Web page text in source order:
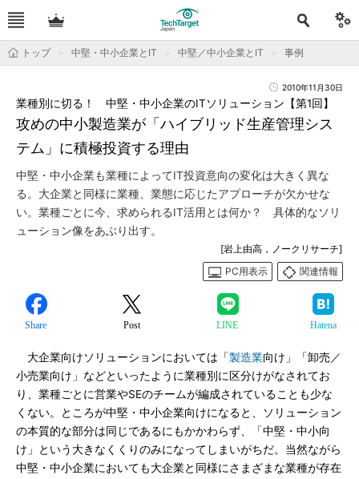
トップ 中堅・中小企業とIT 中堅／中小企業とIT 事例
2010年11月30日
攻めの中小製造業が「ハイブリッド生産管理シス
テム」に積極投資する理由
業種別に切る！ 中堅・中小企業のITソリューション【第1回】
中堅・中小企業も業種によってIT投資意向の変化は大きく異な
る。大企業と同様に業種、業態に応じたアプローチが欠かせな
い。業種ごとに今、求められるIT活用とは何か？ 具体的なソリ
ューション像をあぶり出す。
[岩上由高，ノークリサーチ]
PC用表示
関連情報
Share Post LINE Hatena
大企業向けソリューションにおいては「製造業向け」「卸売／
小売業向け」などといったように業種別に区分けがなされてお
り、業種ごとに営業やSEのチームが編成されていることも少な
くない。ところが中堅・中小企業向けになると、ソリューション
の本質的な部分は同じであるにもかかわらず、「中堅・中小向
け」という大きなくくりのみになってしまいがちだ。当然ながら
中堅・中小企業においても大企業と同様にさまざまな業種が存在